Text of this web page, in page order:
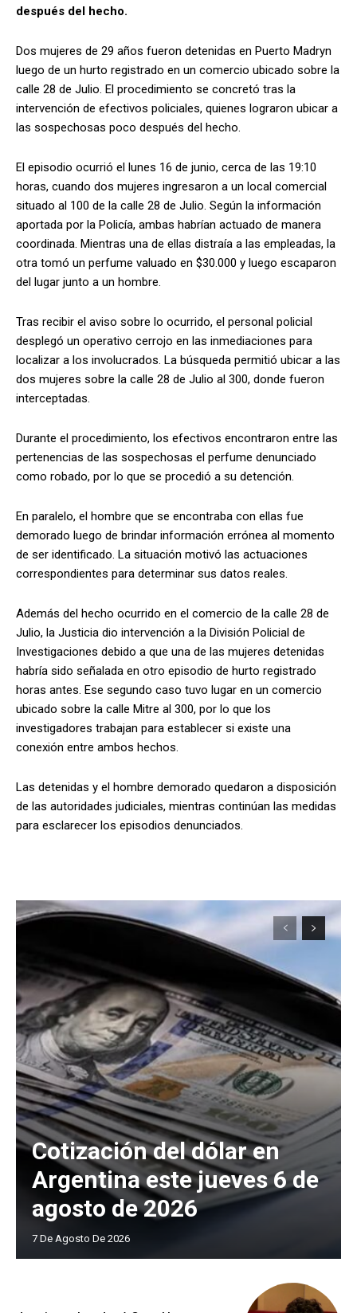
después del hecho.
Dos mujeres de 29 años fueron detenidas en Puerto Madryn
luego de un hurto registrado en un comercio ubicado sobre la
calle 28 de Julio. El procedimiento se concretó tras la
intervención de efectivos policiales, quienes lograron ubicar a
las sospechosas poco después del hecho.
El episodio ocurrió el lunes 16 de junio, cerca de las 19:10
horas, cuando dos mujeres ingresaron a un local comercial
situado al 100 de la calle 28 de Julio. Según la información
aportada por la Policía, ambas habrían actuado de manera
coordinada. Mientras una de ellas distraía a las empleadas, la
otra tomó un perfume valuado en $30.000 y luego escaparon
del lugar junto a un hombre.
Tras recibir el aviso sobre lo ocurrido, el personal policial
desplegó un operativo cerrojo en las inmediaciones para
localizar a los involucrados. La búsqueda permitió ubicar a las
dos mujeres sobre la calle 28 de Julio al 300, donde fueron
interceptadas.
Durante el procedimiento, los efectivos encontraron entre las
pertenencias de las sospechosas el perfume denunciado
como robado, por lo que se procedió a su detención.
En paralelo, el hombre que se encontraba con ellas fue
demorado luego de brindar información errónea al momento
de ser identificado. La situación motivó las actuaciones
correspondientes para determinar sus datos reales.
Además del hecho ocurrido en el comercio de la calle 28 de
Julio, la Justicia dio intervención a la División Policial de
Investigaciones debido a que una de las mujeres detenidas
habría sido señalada en otro episodio de hurto registrado
horas antes. Ese segundo caso tuvo lugar en un comercio
ubicado sobre la calle Mitre al 300, por lo que los
investigadores trabajan para establecer si existe una
conexión entre ambos hechos.
Las detenidas y el hombre demorado quedaron a disposición
de las autoridades judiciales, mientras continúan las medidas
para esclarecer los episodios denunciados.
Cotización del dólar en
Argentina este jueves 6 de
agosto de 2026
7 De Agosto De 2026